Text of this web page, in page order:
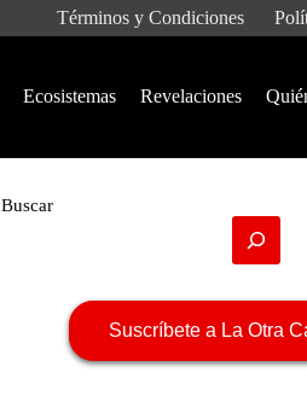
Términos y Condiciones
Ecosistemas Revelaciones
Buscar
Suscríbete a La Otra